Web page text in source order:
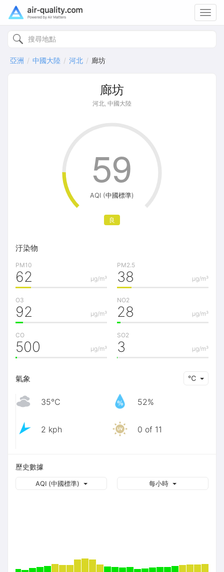
亞洲 中國大陸 河北 廊坊
廊坊
河北, 中國大陸
AQI (中國標準)
良
59
汙染物
PM10
μg/m³
62
PM2.5
μg/m³
38
O3
μg/m³
92
NO2
μg/m³
28
CO
μg/m³
500
SO2
μg/m³
3
氣象 ℃
35℃ 52%
2 kph 0 of 11
歷史數據
每小時
AQI (中國標準)